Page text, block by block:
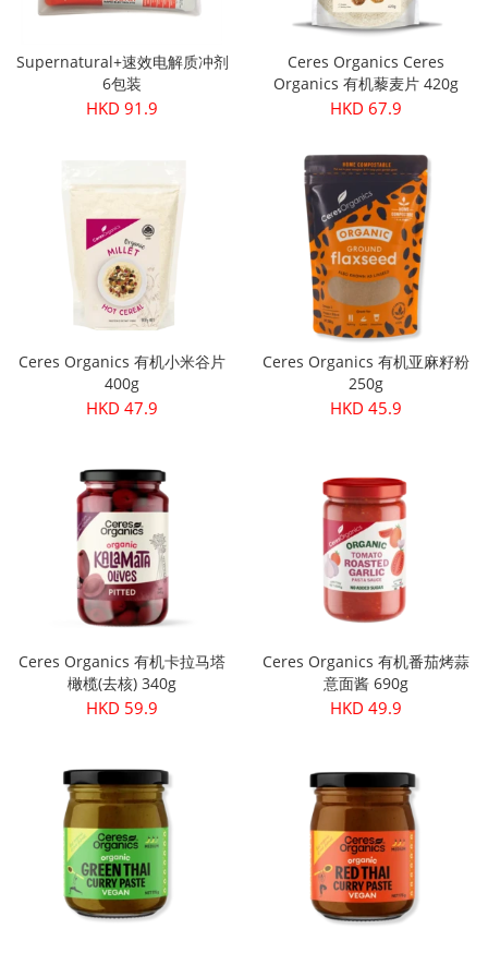
Supernatural+速效电解质冲剂
6包装
HKD 91.9
Ceres Organics Ceres
Organics 有机藜麦片 420g
HKD 67.9
Ceres Organics 有机小米谷片
400g
HKD 47.9
Ceres Organics 有机亚麻籽粉
250g
HKD 45.9
Ceres Organics 有机卡拉马塔
橄榄(去核) 340g
HKD 59.9
Ceres Organics 有机番茄烤蒜
意面酱 690g
HKD 49.9